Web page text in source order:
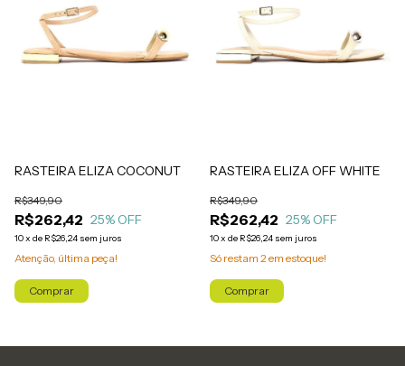
RASTEIRA ELIZA COCONUT
R$262,42
R$349,90
25% OFF
10x de R$26,24 sem juros
Atenção, última peça!
Comprar
RASTEIRA ELIZA OFF WHITE
R$262,42
R$349,90
25% OFF
10x de R$26,24 sem juros
Só restam 2 em estoque!
Comprar